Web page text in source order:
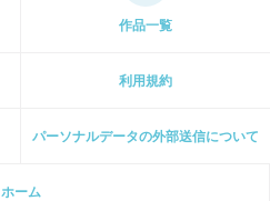
作品一覧
利用規約
パーソナルデータの外部送信について
ホーム